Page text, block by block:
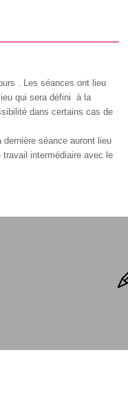
. Les séances ont lieu
qui sera défini à la
dans certains cas de
dernière séance auront lieu
intermédiaire avec le